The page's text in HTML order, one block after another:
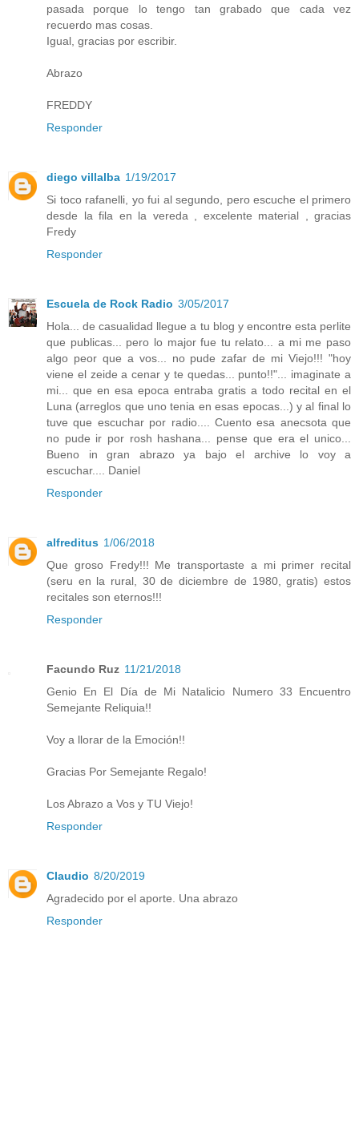
pasada porque lo tengo tan grabado que cada vez
recuerdo mas cosas.
Igual, gracias por escribir.
Abrazo
FREDDY
Responder
diego villalba 1/19/2017
Si toco rafanelli, yo fui al segundo, pero escuche el primero
desde la fila en la vereda , excelente material , gracias
Fredy
Responder
Escuela de Rock Radio 3/05/2017
Hola... de casualidad llegue a tu blog y encontre esta perlite
que publicas... pero lo major fue tu relato... a mi me paso
algo peor que a vos... no pude zafar de mi Viejo!!! "hoy
viene el zeide a cenar y te quedas... punto!!"... imaginate a
mi... que en esa epoca entraba gratis a todo recital en el
Luna (arreglos que uno tenia en esas epocas...) y al final lo
tuve que escuchar por radio.... Cuento esa anecsota que
no pude ir por rosh hashana... pense que era el unico...
Bueno in gran abrazo ya bajo el archive lo voy a
escuchar.... Daniel
Responder
alfreditus 1/06/2018
Que groso Fredy!!! Me transportaste a mi primer recital
(seru en la rural, 30 de diciembre de 1980, gratis) estos
recitales son eternos!!!
Responder
Facundo Ruz 11/21/2018
Genio En El Día de Mi Natalicio Numero 33 Encuentro
Semejante Reliquia!!
Voy a llorar de la Emoción!!
Gracias Por Semejante Regalo!
Los Abrazo a Vos y TU Viejo!
Responder
Claudio 8/20/2019
Agradecido por el aporte. Una abrazo
Responder